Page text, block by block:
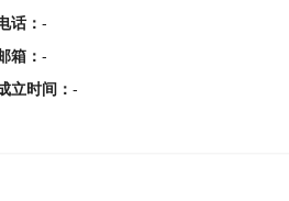
话： -
箱 ： -
立时间 ： -